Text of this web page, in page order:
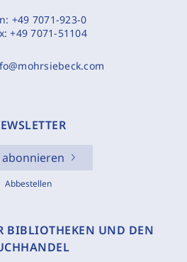
+49 7071-923-0
+49 7071-51104
abonnieren
Abbestellen
BIBLIOTHEKEN UND DEN